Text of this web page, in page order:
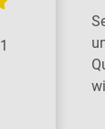
schnell
ohne